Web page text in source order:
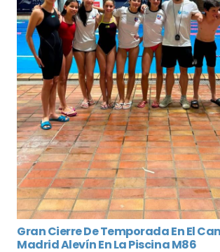
Gran Cierre De Temporada En El
Madrid Alevín En La Piscina M86